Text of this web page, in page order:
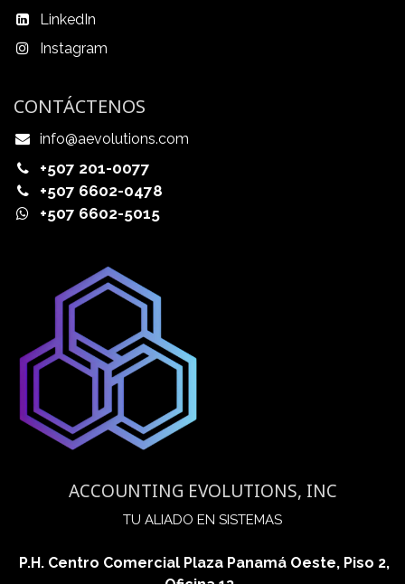
LinkedIn
Instagram
CONTÁCTENOS
info@aevolutions.com
+507 201-0077
+507 6602-0478
+507 6602-5015
ACCOUNTING EVOLUTIONS, INC
​TU ALIADO EN SISTEMAS
P.H. Centro Comercial Plaza Panamá Oeste, Piso 2,